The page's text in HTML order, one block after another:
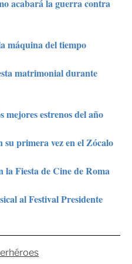
acabará la guerra contra
máquina del tiempo
matrimonial durante
estrenos del año
su primera vez en el Zócalo
Fiesta de Cine de Roma
al Festival Presidente